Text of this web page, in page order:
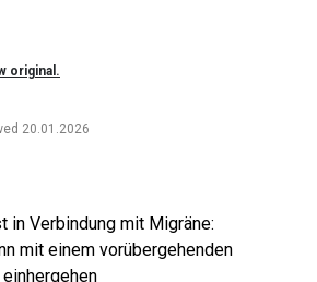
original.
20.01.2026
in Verbindung mit Migräne:
mit einem vorübergehenden